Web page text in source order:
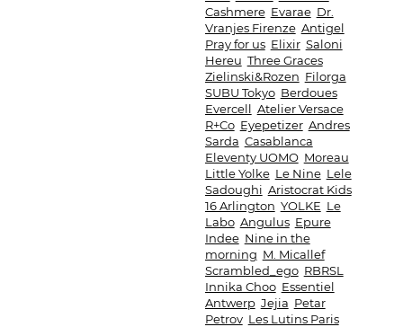
Cashmere Evarae Dr.
Vranjes Firenze Antigel
Pray for us Elixir Saloni
Hereu Three Graces
Zielinski&Rozen Filorga
SUBU Tokyo Berdoues
Evercell Atelier Versace
R+Co Eyepetizer Andres
Sarda Casablanca
Eleventy UOMO Moreau
Little Yolke Le Nine Lele
Sadoughi Aristocrat Kids
16 Arlington YOLKE Le
Labo Angulus Epure
Indee Nine in the
morning M. Micallef
Scrambled_ego RBRSL
Innika Choo Essentiel
Antwerp Jejia Petar
Petrov Les Lutins Paris